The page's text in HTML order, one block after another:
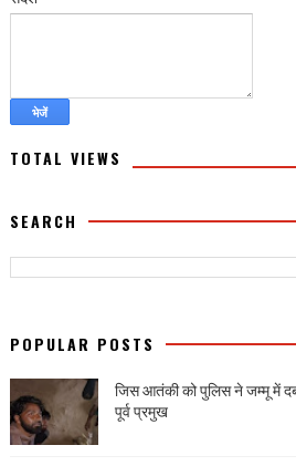
TOTAL VIEWS
SEARCH
POPULAR POSTS
जिस आतंकी को पुलिस ने जम्मू में
पूर्व प्रमुख